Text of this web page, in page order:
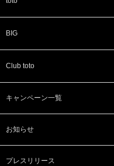
BIG
Club toto
キャンペーン一覧
お知らせ
プレスリリース